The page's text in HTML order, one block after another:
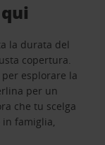
la durata del
copertura.
esplorare la
per un
che tu scelga
in famiglia,